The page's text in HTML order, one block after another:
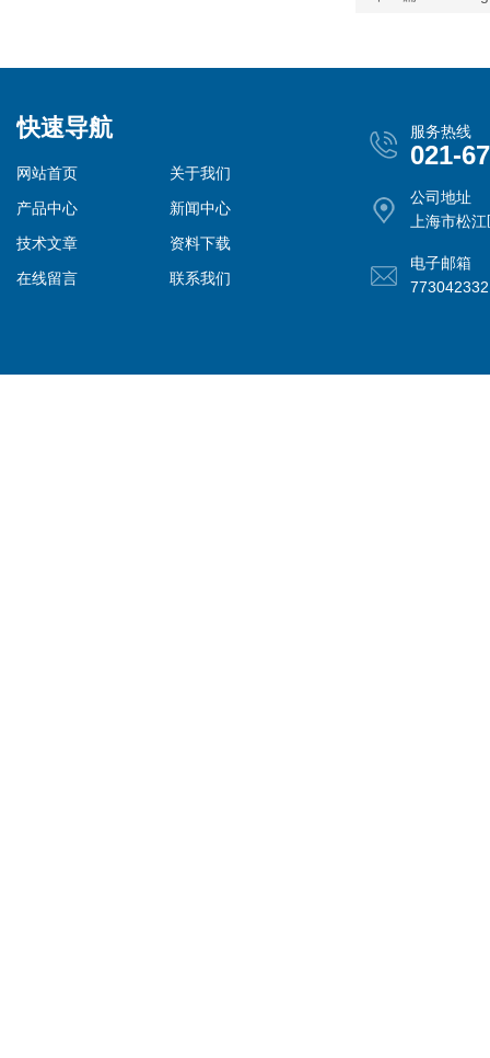
快速导航
网站首页
关于我们
产品中心
新闻中心
技术文章
资料下载
在线留言
联系我们
服务热线
021-
公司地址
上海市松
电子邮箱